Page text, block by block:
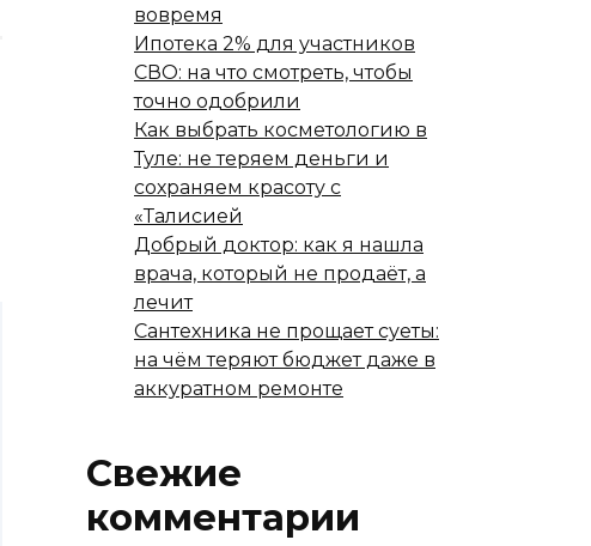
вовремя
Ипотека 2% для участников
СВО: на что смотреть, чтобы
точно одобрили
Как выбрать косметологию в
Туле: не теряем деньги и
сохраняем красоту с
«Талисией
Добрый доктор: как я нашла
врача, который не продаёт, а
лечит
Сантехника не прощает суеты:
на чём теряют бюджет даже в
аккуратном ремонте
Свежие
комментарии